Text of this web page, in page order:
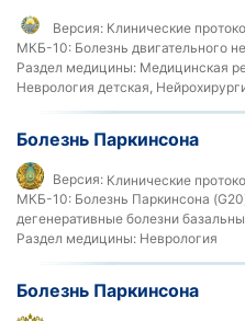
Версия: Клинические
МКБ-10: Болезнь двигательного
Раздел медицины: Медицинская
Неврология детская,
Болезнь Паркинсона
Версия: Клинические
МКБ-10: Болезнь Паркинсона
дегенеративные болезни
Раздел медицины: Неврология
Болезнь Паркинсона